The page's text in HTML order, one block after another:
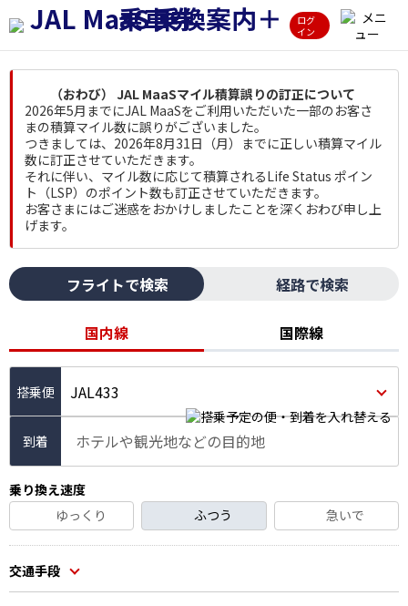
ログ
イン
（おわび） JAL MaaSマイル積算誤りの訂正について
2026年5月までにJAL MaaSをご利用いただいた一部のお客さ
まの積算マイル数に誤りがございました。
つきましては、2026年8月31日（月）までに正しい積算マイル
数に訂正させていただきます。
それに伴い、マイル数に応じて積算されるLife Status ポイン
ト（LSP）のポイント数も訂正させていただきます。
お客さまにはご迷惑をおかけしましたことを深くおわび申し上
げます。
フライトで検索 経路で検索
国内線 国際線
JAL433
到着 ホテルや観光地などの目的地
乗り換え速度
ゆっくり
ふつう 急いで
交通手段